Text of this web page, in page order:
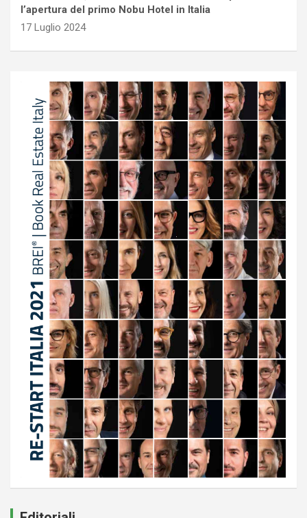
l’apertura del primo Nobu Hotel in Italia
17 Luglio 2024